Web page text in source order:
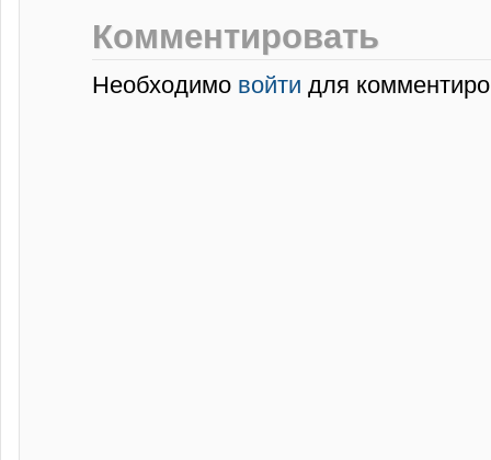
Комментировать
Необходимо войти для